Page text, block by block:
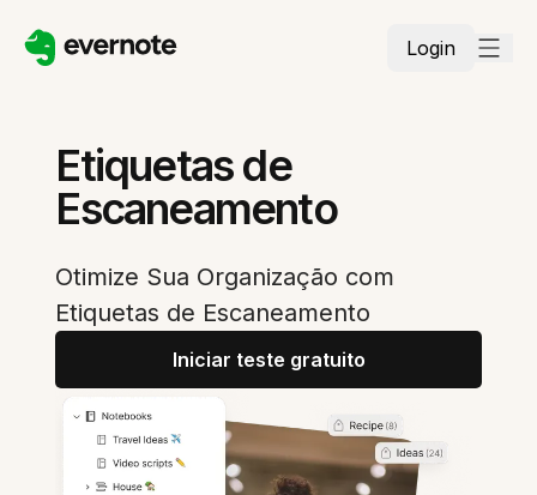
Login
Etiquetas de
Escaneamento
Otimize Sua Organização com
Etiquetas de Escaneamento
Iniciar teste gratuito